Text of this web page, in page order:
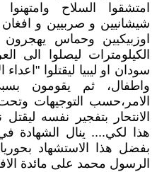
امتشقوا السلاح
شيشانيين و صربيين و
اوزبيكيين وحماس
الكيلومترات ليصلوا الى
سودان او ليبيا ليقتلوا
واطفال، ثم يقومون
الامر،حسب التوجيهات
الانتحار بتفجير نفسه
هذا لكي.... ينال الشهادة
بفضل هذا الاستشهاد
الرسول محمد على مائدة